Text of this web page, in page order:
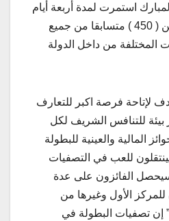
استمرت لمدة أربعة أيام
متتالية , بمشاركة أكثر من ( 450 ) متسابقا من جميع
المختلفة من داخل الدولة
لإتاحة فرصة اكبر للتعارف
بيئة للتنافس الشريف لكل
المالية والعينية للبطولة
للعب في التصفيات
وسيحصل الفائزون على عدة
للمركز الأول وغيرها من
” إن تصفيات البطولة في